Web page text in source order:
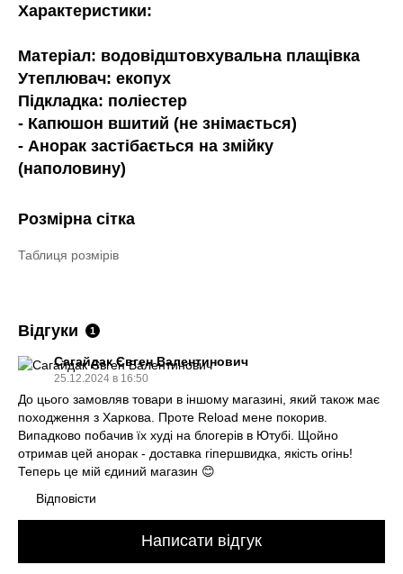
Характеристики:
Матеріал: водовідштовхувальна плащівка
Утеплювач: екопух
Підкладка: поліестер
- Капюшон вшитий (не знімається)
- Анорак застібається на змійку
(наполовину)
Розмірна сітка
Таблиця розмірів
Відгуки 1
Сагайдак Євген Валентинович
25.12.2024 в 16:50
До цього замовляв товари в іншому магазині, який також має
походження з Харкова. Проте Reload мене покорив.
Випадково побачив їх худі на блогерів в Ютубі. Щойно
отримав цей анорак - доставка гіпершвидка, якість огінь!
Теперь це мій єдиний магазин 😊
Відповісти
Написати відгук